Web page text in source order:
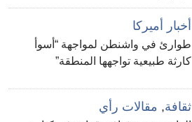
أخبار أميركا
طوارئ في واشنطن لمواجهة “أسوأ
كارثة طبيعية تواجهها المنطقة”
ثقافة, مقالات رأي